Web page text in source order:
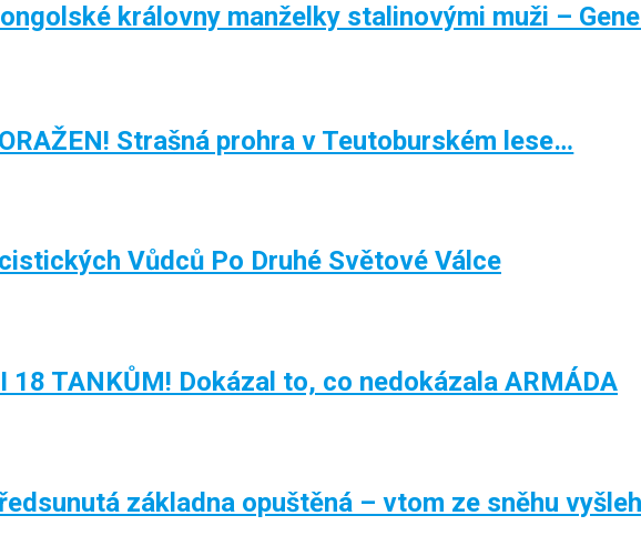
královny manželky stalinovými muži –
Strašná prohra v Teutoburském lese…
Vůdců Po Druhé Světové Válce
18 TANKŮM! Dokázal to, co nedokázala ARMÁDA
základna opuštěná – vtom ze sněhu